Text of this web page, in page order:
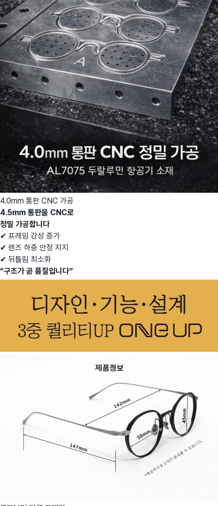
4.0mm 통판 CNC 가공
4.5mm 통판을 CNC로
정밀 가공합니다
✔ 프레임 강성 증가
✔ 렌즈 하중 안정 지지
✔ 뒤틀림 최소화
“구조가 곧 품질입니다”